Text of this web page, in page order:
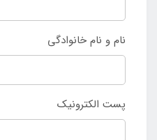
نام و نام خانوادگی
پست الکترونیک